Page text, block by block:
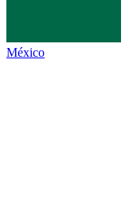
México